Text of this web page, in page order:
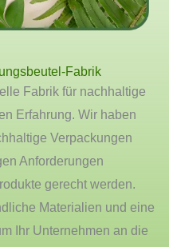
Fabrik
Fabrik für nachhaltige
Erfahrung. Wir haben
Verpackungen
Anforderungen
gerecht werden.
Materialien und eine
Ihr Unternehmen an die